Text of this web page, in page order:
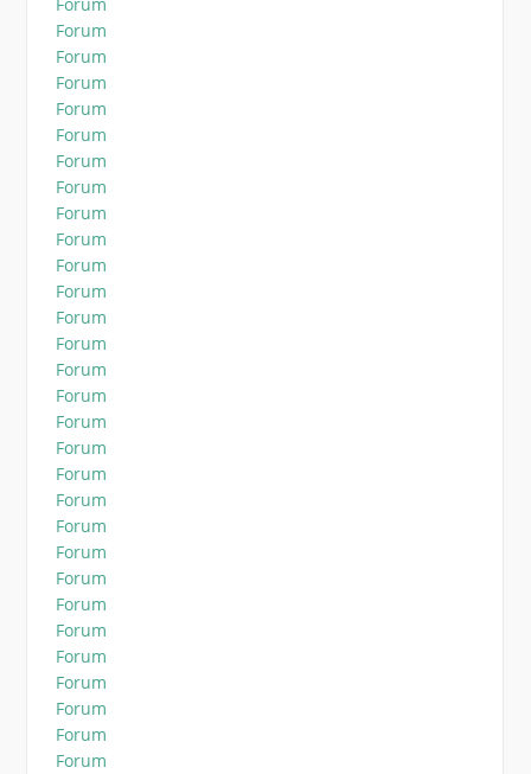
Forum
Forum
Forum
Forum
Forum
Forum
Forum
Forum
Forum
Forum
Forum
Forum
Forum
Forum
Forum
Forum
Forum
Forum
Forum
Forum
Forum
Forum
Forum
Forum
Forum
Forum
Forum
Forum
Forum
Forum